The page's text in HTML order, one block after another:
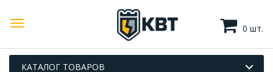
0 шт.
КАТАЛОГ ТОВАРОВ